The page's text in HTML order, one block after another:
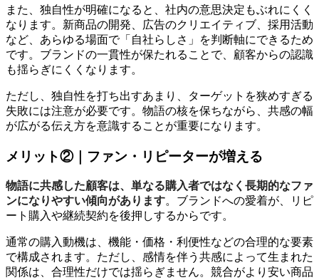
また、独自性が明確になると、社内の意思決定もぶれにくく
なります。新商品の開発、広告のクリエイティブ、採用活動
など、あらゆる場面で「自社らしさ」を判断軸にできるため
です。ブランドの一貫性が保たれることで、顧客からの認識
も揺らぎにくくなります。
ただし、独自性を打ち出すあまり、ターゲットを狭めすぎる
失敗には注意が必要です。物語の核を保ちながら、共感の幅
が広がる伝え方を意識することが重要になります。
メリット②｜ファン・リピーターが増える
物語に共感した顧客は、単なる購入者ではなく長期的なファ
ンになりやすい傾向があります。ブランドへの愛着が、リピ
ート購入や継続契約を後押しするからです。
通常の購入動機は、機能・価格・利便性などの合理的な要素
で構成されます。ただし、感情を伴う共感によって生まれた
関係は、合理性だけでは揺らぎません。競合がより安い商品